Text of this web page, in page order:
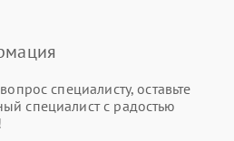
специалисту, оставьте
специалист с радостью